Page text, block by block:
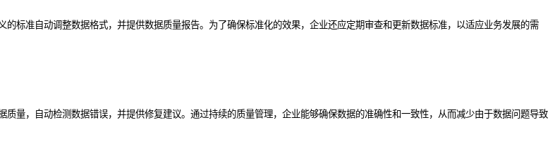
标准自动调整数据格式，并提供数据质量报告。为了确保标准化的效果，企业还应定期审查和更新数据标准，以适应业务发展的需
量，自动检测数据错误，并提供修复建议。通过持续的质量管理，企业能够确保数据的准确性和一致性，从而减少由于数据问题导致